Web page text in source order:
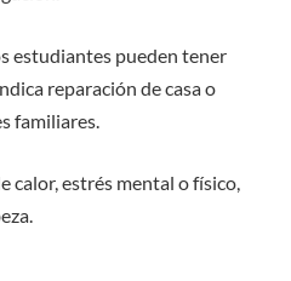
estudiantes pueden tener
reparación de casa o
familiares.
calor, estrés mental o físico,